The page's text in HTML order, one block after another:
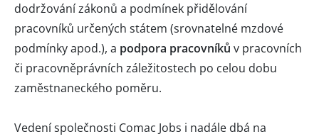
dodržování zákonů a podmínek přidělování
pracovníků určených státem (srovnatelné mzdové
podmínky apod.), a podpora pracovníků v pracovních
či pracovněprávních záležitostech po celou dobu
zaměstnaneckého poměru.
Vedení společnosti Comac Jobs i nadále dbá na